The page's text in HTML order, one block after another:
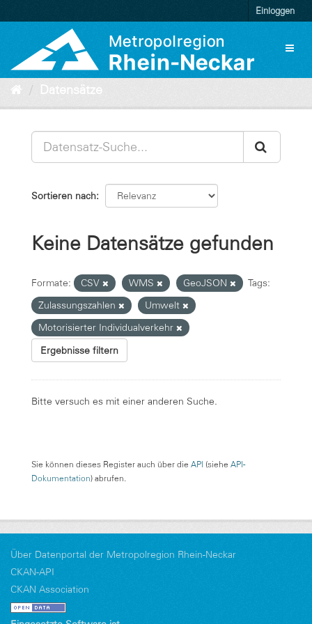
zum
Einloggen
Datensätze
Sortieren nach
Keine Datensätze gefunden
Formate: CSV WMS GeoJSON
Tags:
Zulassungszahlen
Umwelt
Motorisierter Individualverkehr
Ergebnisse filtern
Bitte versuch es mit einer anderen Suche.
Sie können dieses Register auch über die API (siehe API-
Dokumentation) abrufen.
Über Datenportal der Metropolregion Rhein-Neckar
CKAN-API
CKAN Association